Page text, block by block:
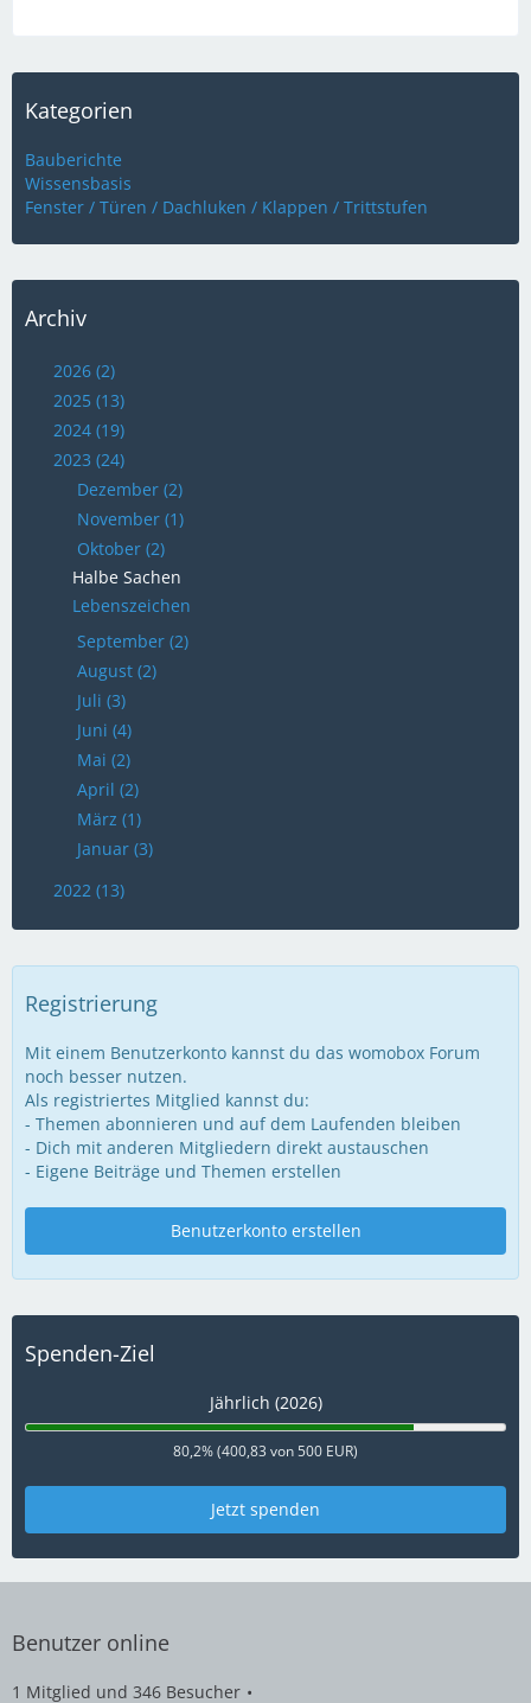
Kategorien
Bauberichte
Wissensbasis
Fenster / Türen / Dachluken / Klappen / Trittstufen
Archiv
2026 (2)
2025 (13)
2024 (19)
2023 (24)
Dezember (2)
November (1)
Oktober (2)
Halbe Sachen
Lebenszeichen
September (2)
August (2)
Juli (3)
Juni (4)
Mai (2)
April (2)
März (1)
Januar (3)
2022 (13)
Registrierung
Mit einem Benutzerkonto kannst du das womobox Forum
noch besser nutzen.
Als registriertes Mitglied kannst du:
- Themen abonnieren und auf dem Laufenden bleiben
- Dich mit anderen Mitgliedern direkt austauschen
- Eigene Beiträge und Themen erstellen
Benutzerkonto erstellen
Spenden-Ziel
Jährlich (2026)
80,2% (400,83 von 500 EUR)
Jetzt spenden
Benutzer online
1 Mitglied und 346 Besucher